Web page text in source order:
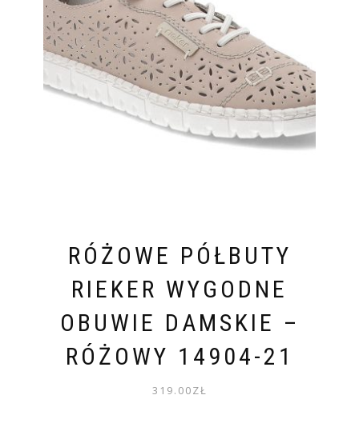
RÓŻOWE PÓŁBUTY
RIEKER WYGODNE
OBUWIE DAMSKIE –
RÓŻOWY 14904-21
319.00ZŁ